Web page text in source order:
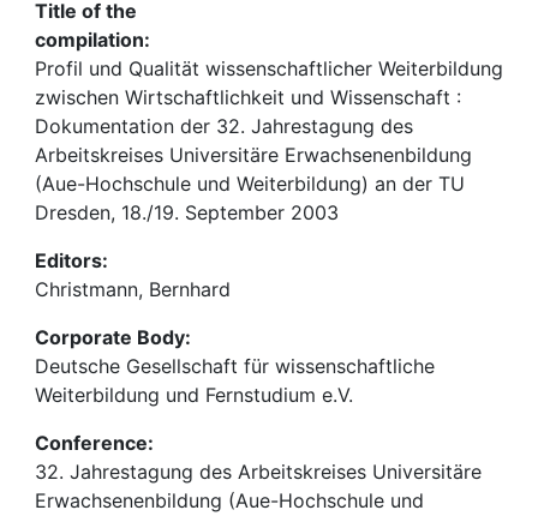
Title of the
compilation:
Profil und Qualität wissenschaftlicher Weiterbildung
zwischen Wirtschaftlichkeit und Wissenschaft :
Dokumentation der 32. Jahrestagung des
Arbeitskreises Universitäre Erwachsenenbildung
(Aue-Hochschule und Weiterbildung) an der TU
Dresden, 18./19. September 2003
Editors:
Christmann, Bernhard
Corporate Body:
Deutsche Gesellschaft für wissenschaftliche
Weiterbildung und Fernstudium e.V.
Conference:
32. Jahrestagung des Arbeitskreises Universitäre
Erwachsenenbildung (Aue-Hochschule und